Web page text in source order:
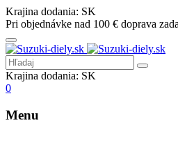
Krajina dodania: SK
Pri objednávke nad 100 € doprava
Krajina dodania: SK
0
Menu